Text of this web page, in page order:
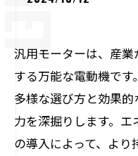
汎用モーターは、産
する万能な電動機で
多様な選び方と効果
力を深掘りします。
の導入によって、よ